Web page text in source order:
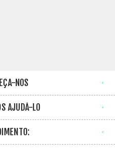
NOS
AJUDÁ-LO